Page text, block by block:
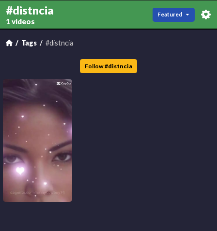
#distncia
1 videos
Featured
Tags #distncia
Follow #distncia